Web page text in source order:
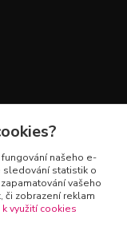
našeho e-
sledování statistik o
vašeho
či zobrazení reklam
k využití cookies